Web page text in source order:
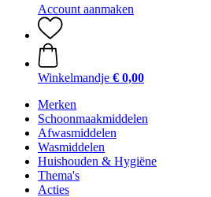
Account aanmaken
Winkelmandje € 0,00
Merken
Schoonmaakmiddelen
Afwasmiddelen
Wasmiddelen
Huishouden & Hygiëne
Thema's
Acties